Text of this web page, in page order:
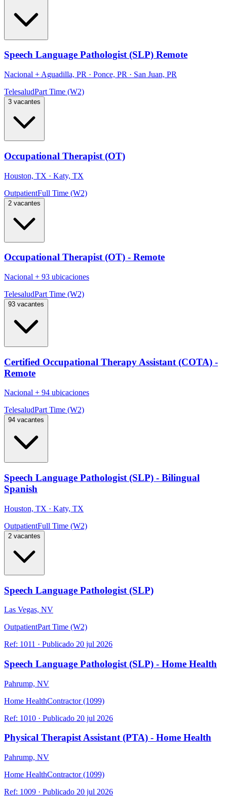
Speech Language Pathologist (SLP) Remote
Nacional + Aguadilla, PR · Ponce, PR · San Juan, PR
TelesaludPart Time (W2)
3 vacantes
Occupational Therapist (OT)
Houston, TX · Katy, TX
OutpatientFull Time (W2)
2 vacantes
Occupational Therapist (OT) - Remote
Nacional + 93 ubicaciones
TelesaludPart Time (W2)
93 vacantes
Certified Occupational Therapy Assistant (COTA) -
Remote
Nacional + 94 ubicaciones
TelesaludPart Time (W2)
94 vacantes
Speech Language Pathologist (SLP) - Bilingual
Spanish
Houston, TX · Katy, TX
OutpatientFull Time (W2)
2 vacantes
Speech Language Pathologist (SLP)
Las Vegas, NV
OutpatientPart Time (W2)
Ref: 1011 · Publicado 20 jul 2026
Speech Language Pathologist (SLP) - Home Health
Pahrump, NV
Home HealthContractor (1099)
Ref: 1010 · Publicado 20 jul 2026
Physical Therapist Assistant (PTA) - Home Health
Pahrump, NV
Home HealthContractor (1099)
Ref: 1009 · Publicado 20 jul 2026